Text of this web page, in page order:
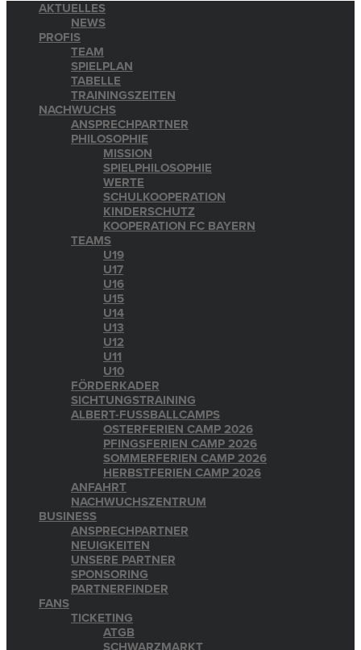
AKTUELLES
NEWS
PROFIS
TEAM
SPIELPLAN
TABELLE
TRAININGSZEITEN
NACHWUCHS
ANSPRECHPARTNER
PHILOSOPHIE
MISSION
SPIELPHILOSOPHIE
WERTE
SCHULKOOPERATION
KINDERSCHUTZ
KOOPERATION FC BAYERN
TEAMS
U19
U17
U16
U15
U14
U13
U12
U11
U10
FÖRDERKADER
SICHTUNGSTRAINING
ALBERT-FUSSBALLCAMPS
OSTERFERIEN CAMP 2026
PFINGSFERIEN CAMP 2026
SOMMERFERIEN CAMP 2026
HERBSTFERIEN CAMP 2026
ANFAHRT
NACHWUCHSZENTRUM
BUSINESS
ANSPRECHPARTNER
NEUIGKEITEN
UNSERE PARTNER
SPONSORING
PARTNERFINDER
FANS
TICKETING
ATGB
SCHWARZMARKT